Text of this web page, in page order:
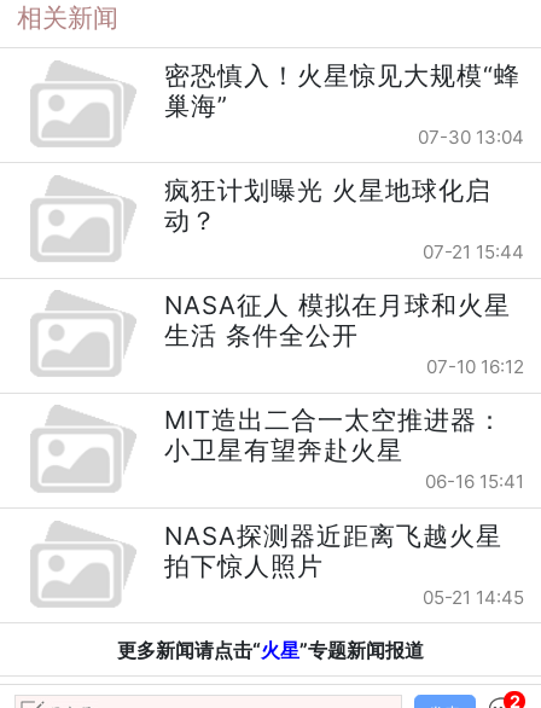
相关新闻
密恐慎入！火星惊见大规模“蜂
巢海”
07-30 13:04
疯狂计划曝光 火星地球化启
动？
07-21 15:44
NASA征人 模拟在月球和火星
生活 条件全公开
07-10 16:12
MIT造出二合一太空推进器：
小卫星有望奔赴火星
06-16 15:41
NASA探测器近距离飞越火星
拍下惊人照片
05-21 14:45
更多新闻请点击“火星”专题新闻报道
2